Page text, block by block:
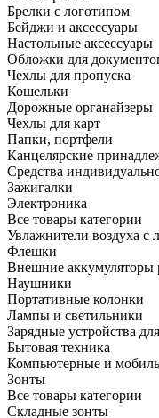
Брелки с логотипом
Бейджи и аксессуары
Настольные аксессуары
Обложки для
Чехлы для пропуска
Кошельки
Дорожные органайзеры
Чехлы для карт
Папки, портфели
Канцелярские
Средства
Зажигалки
Электроника
Все товары категории
Увлажнители воздуха с
Флешки
Внешние аккумуляторы
Наушники
Портативные колонки
Лампы и светильники
Зарядные устройства
Бытовая техника
Компьютерные и
Зонты
Все товары категории
Складные зонты